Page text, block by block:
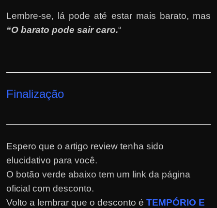
Lembre-se, lá pode até estar mais barato, mas
“O barato pode sair caro.“
Finalização
Espero que o artigo review tenha sido
elucidativo para você.
O botão verde abaixo tem um link da página
oficial com desconto.
Volto a lembrar que o desconto éTEMPÓRIO E